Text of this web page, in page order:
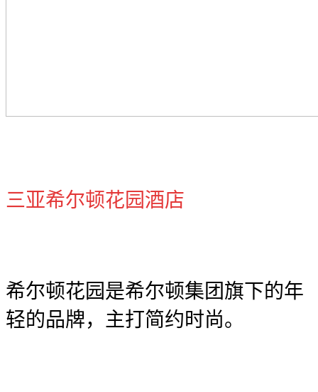
三亚希尔顿花园酒店
希尔顿花园是希尔顿集团旗下的年
轻的品牌，主打简约时尚。